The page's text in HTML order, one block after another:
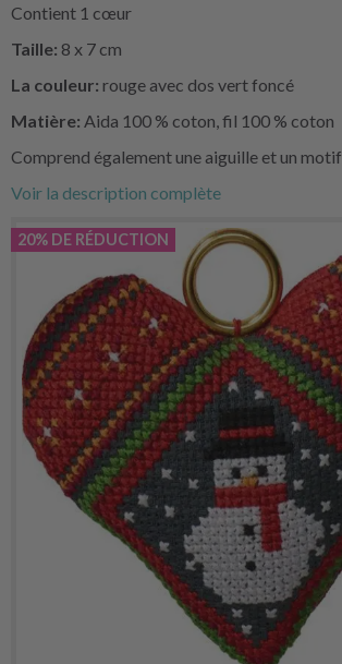
Contient 1 cœur
Taille: 8 x 7 cm
La couleur: rouge avec dos vert foncé
Matière: Aida 100 % coton, fil 100 % coton
Comprend également une aiguille et un motif
Voir la description complète
20% DE RÉDUCTION